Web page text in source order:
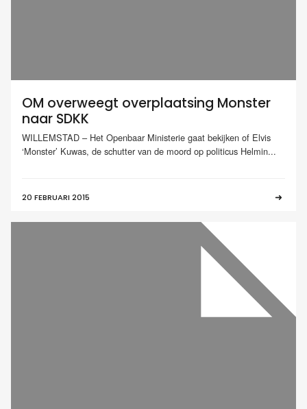
OM overweegt overplaatsing Monster
naar SDKK
WILLEMSTAD – Het Openbaar Ministerie gaat bekijken of Elvis
‘Monster’ Kuwas, de schutter van de moord op politicus Helmin...
20 FEBRUARI 2015